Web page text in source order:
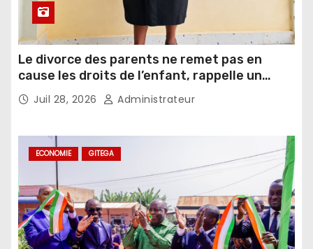
Le divorce des parents ne remet pas en
cause les droits de l’enfant, rappelle un
juriste
Juil 28, 2026 Administrateur
ECONOMIE GITEGA